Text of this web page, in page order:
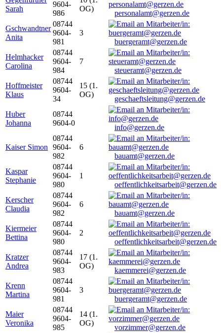
Sarah
9604-
986
OG)
personalamt@gerzen.de
Gschwandtner
Anita
08744
9604-
981
3
buergeramt@gerzen.de
Helmhacker
Carolina
08744
9604-
984
7
steueramt@gerzen.de
Hoffmeister
Klaus
08744
9604-
34
15 (1.
OG)
geschaeftsleitung@gerzen.de
Huber
Johanna
08744
9604-0
info@gerzen.de
Kaiser Simon
08744
9604-
982
6
bauamt@gerzen.de
Kaspar
Stephanie
08744
9604-
980
1
oeffentlichkeitsarbeit@gerzen.de
Kerscher
Claudia
08744
9604-
982
6
bauamt@gerzen.de
Kiermeier
Bettina
08744
9604-
980
2
oeffentlichkeitsarbeit@gerzen.de
Kratzer
Andrea
08744
9604-
983
17 (1.
OG)
kaemmerei@gerzen.de
Krenn
Martina
08744
9604-
981
3
buergeramt@gerzen.de
Maier
Veronika
08744
9604-
985
14 (1.
OG)
vorzimmer@gerzen.de